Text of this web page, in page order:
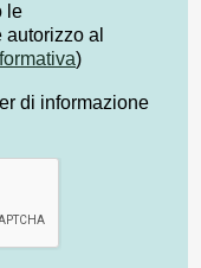
le
autorizzo al
)
di informazione